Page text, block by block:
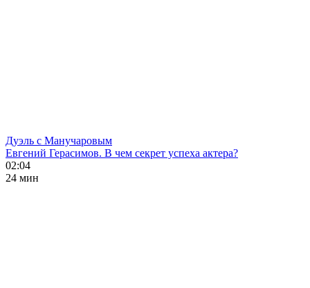
Дуэль с Манучаровым
Евгений Герасимов. В чем секрет успеха актера?
02:04
24 мин